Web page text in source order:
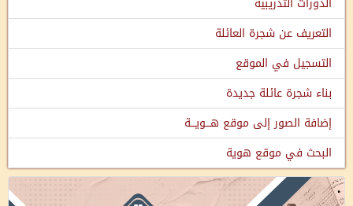
التعريف عن شجرة العائلة
التسجيل في الموقع
بناء شجرة عائلة جديدة
إضافة الصور إلى موقع هـــويـــة
البحث في موقع هوية